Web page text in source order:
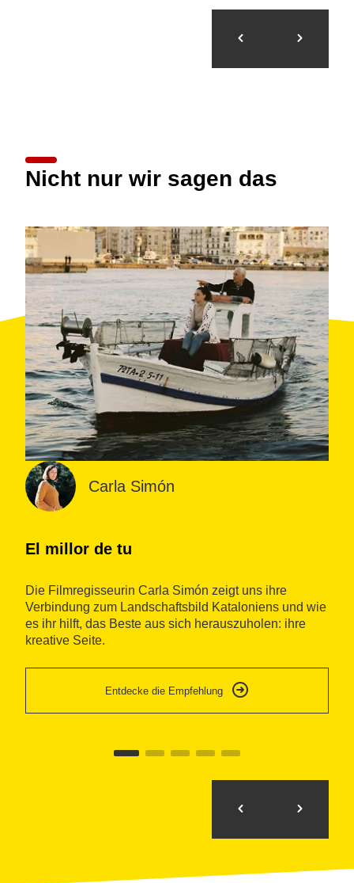
Nicht nur wir sagen das
Carla Simón
El millor de tu
Die Filmregisseurin Carla Simón zeigt uns ihre
Verbindung zum Landschaftsbild Kataloniens und wie
es ihr hilft, das Beste aus sich herauszuholen: ihre
kreative Seite.
Entdecke die Empfehlung